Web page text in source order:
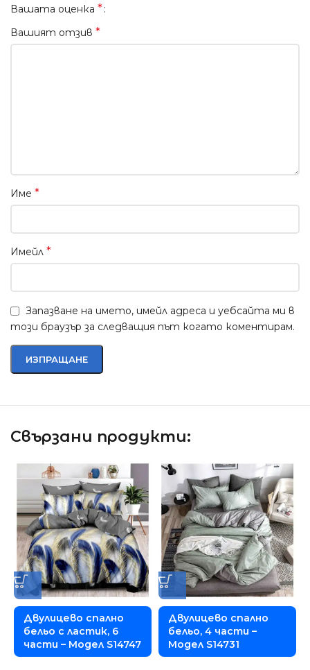
Вашата оценка *
Вашият отзив *
Име *
Имейл *
Запазване на името, имейл адреса и уебсайта ми в
този браузър за следващия път когато коментирам.
Свързани продукти:
Двулицево спално
бельо с ластик, 6
части – Модел S14747
Двулицево спално
бельо, 4 части –
Модел S14731